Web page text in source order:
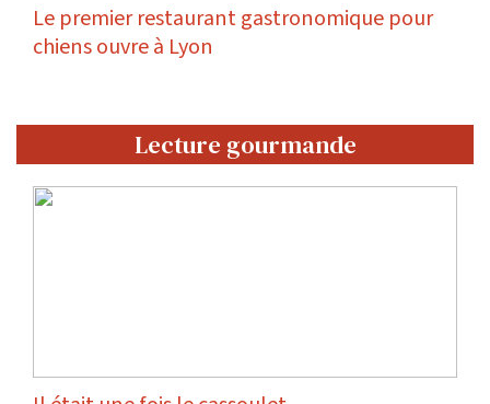
Le premier restaurant gastronomique pour
chiens ouvre à Lyon
Lecture gourmande